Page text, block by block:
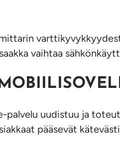
vaihtaa
palvelu uudistuu ja
pääsevät